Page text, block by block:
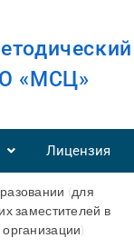
«МСЦ»
Лицензия
(для
заместителей в